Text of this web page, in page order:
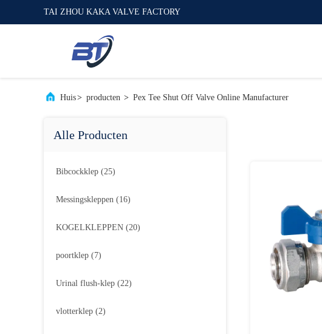
TAI ZHOU KAKA VALVE FACTORY
Huis> producten > Pex Tee Shut Off Valve Online Manufacturer
Alle Producten
Bibcockklep (25)
Messingskleppen (16)
KOGELKLEPPEN (20)
poortklep (7)
Urinal flush-klep (22)
vlotterklep (2)